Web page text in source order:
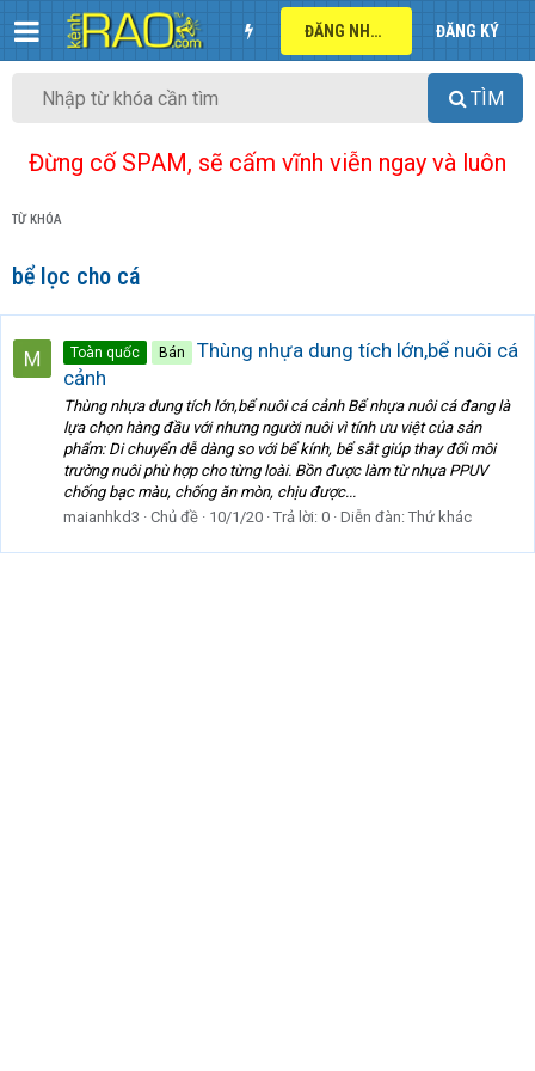
ĐĂNG NHẬP ĐĂNG KÝ
TÌM
Đừng cố SPAM, sẽ cấm vĩnh viễn ngay và luôn
TỪ KHÓA
bể lọc cho cá
Toàn quốc Bán
Thùng nhựa dung tích lớn,bể nuôi cá
cảnh
Thùng nhựa dung tích lớn,bể nuôi cá cảnh Bể nhựa nuôi cá đang là
lựa chọn hàng đầu với nhưng người nuôi vì tính ưu việt của sản
phẩm: Di chuyển dễ dàng so với bể kính, bể sắt giúp thay đổi môi
trường nuôi phù hợp cho từng loài. Bồn được làm từ nhựa PPUV
chống bạc màu, chống ăn mòn, chịu được...
maianhkd3
Chủ đề 10/1/20 Trả lời: 0 Diễn đàn: Thứ khác